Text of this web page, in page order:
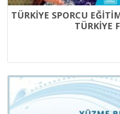
TÜRKİYE SPORCU
TÜRKİYE